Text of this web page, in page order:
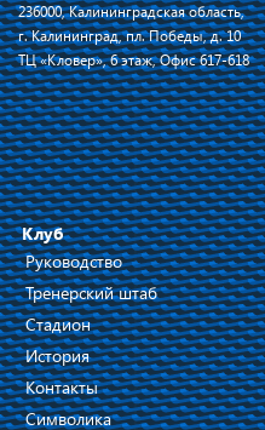
236000, Калининградская область,
г. Калининград, пл. Победы, д. 10
ТЦ «Кловер», 6 этаж, Офис 617-618
Клуб
Руководство
Тренерский штаб
Стадион
История
Контакты
Символика